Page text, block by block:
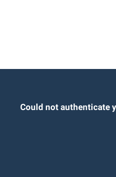
Could not authenticate